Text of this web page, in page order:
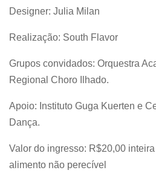
Designer: Julia Milan
Realização: South Flavor
Grupos convidados: Orquestra
Regional Choro Ilhado.
Apoio: Instituto Guga Kuerten e
Dança.
Valor do ingresso: R$20,00
alimento não perecível